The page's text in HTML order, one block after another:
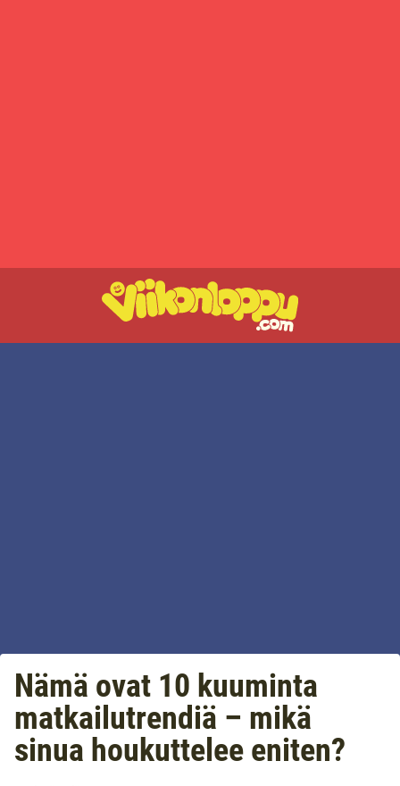
Nämä ovat 10 kuuminta
matkailutrendiä – mikä
sinua houkuttelee eniten?